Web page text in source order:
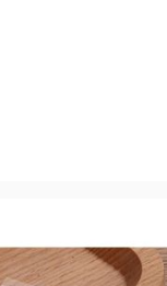
Het zakje is aan één